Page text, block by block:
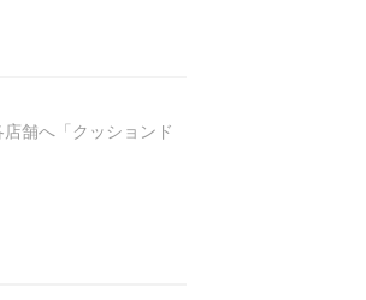
舗へ「クッションド